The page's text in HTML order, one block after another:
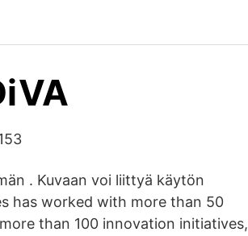
. Kuvaan voi liittyä käytön
has worked with more than 50
than 100 innovation initiatives,